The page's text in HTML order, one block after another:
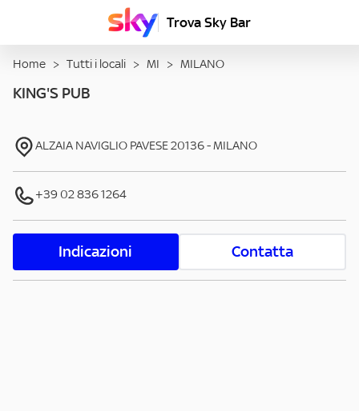
Trova Sky Bar
Home > Tutti i locali > MI > MILANO
KING'S PUB
ALZAIA NAVIGLIO PAVESE20136-MILANO
+39 02 836 1264
Indicazioni Contatta